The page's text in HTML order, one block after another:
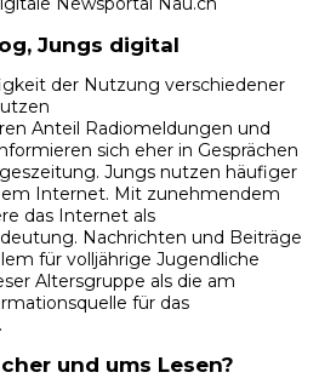
Jungs digital
der Nutzung verschiedener
Anteil Radiomeldungen und
sich eher in Gesprächen
Jungs nutzen häufiger
Internet. Mit zunehmendem
das Internet als
Nachrichten und Beiträge
für volljährige Jugendliche
Altersgruppe als die am
für das
und ums Lesen?